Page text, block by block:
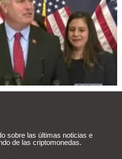
sobre las últimas noticias e
de las criptomonedas.